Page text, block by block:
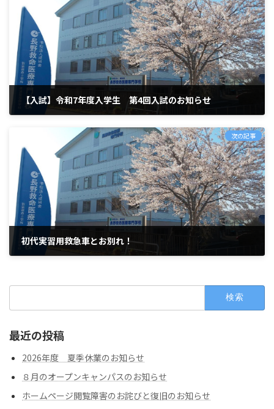
【入試】令和7年度入学生 第4回入試のお知らせ
次の記事
初代実習用救急車とお別れ！
最近の投稿
2026年度 夏季休業のお知らせ
８月のオープンキャンパスのお知らせ
ホームページ閲覧障害のお詫びと復旧のお知らせ